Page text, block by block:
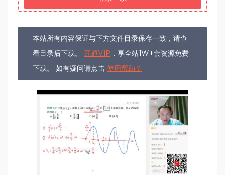
本站所有内容保证与下方文件目录保存一致，请查
看目录后下载。 开通VIP ，享全站1W+套资源免费
下载。 如有疑问请点击 使用帮助？